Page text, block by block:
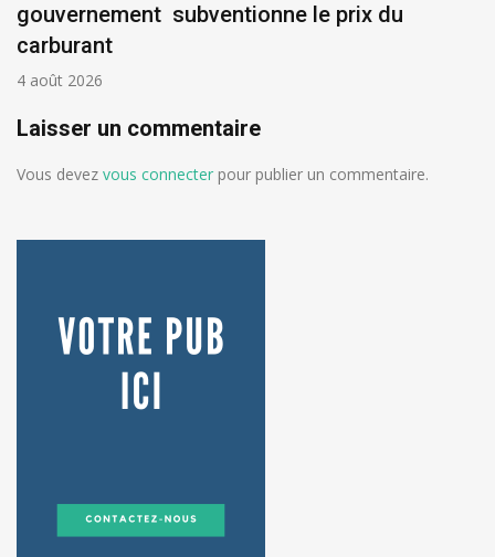
gouvernement subventionne le prix du
carburant
4 août 2026
Laisser un commentaire
Vous devez vous connecter pour publier un commentaire.